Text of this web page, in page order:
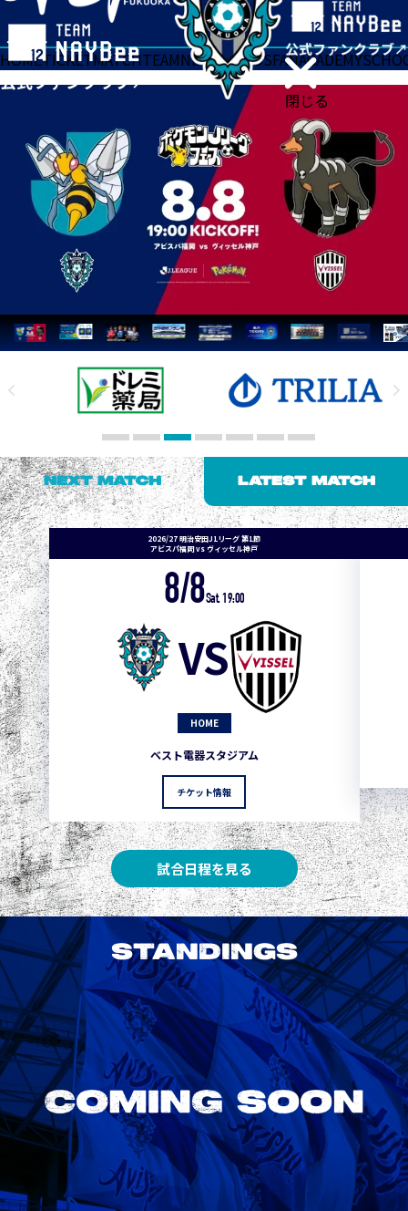
閉じる
HOMETICKETMATCHTEAMNEWSGOODSFANACADEMY
NEXT MATCH LATEST MATCH
2026/27 明治安田J1リーグ 第1節
アビスパ福岡 vs ヴィッセル神戸
8/8Sat. 19:00
VS
HOME
ベスト電器スタジアム
チケット情報
試合日程を見る
STANDINGS